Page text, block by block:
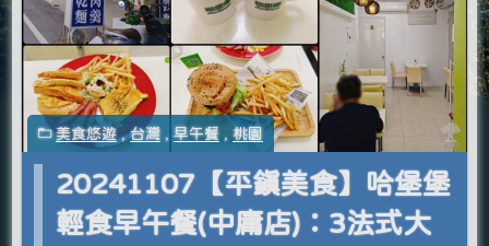
美食悠遊,台灣 ,早午餐 ,桃園
20241107【平鎮美食】哈堡堡
輕食早午餐(中庸店)：3法式大